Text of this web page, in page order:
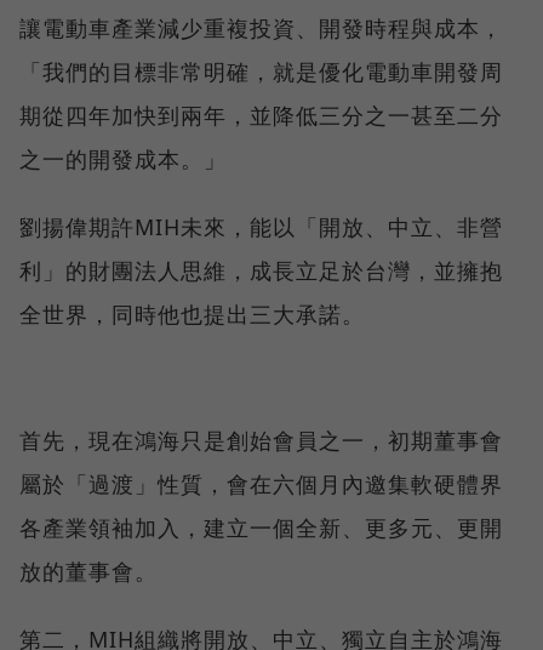
讓電動車產業減少重複投資、開發時程與成本，
「我們的目標非常明確，就是優化電動車開發周
期從四年加快到兩年，並降低三分之一甚至二分
之一的開發成本。」
劉揚偉期許MIH未來，能以「開放、中立、非營
利」的財團法人思維，成長立足於台灣，並擁抱
全世界，同時他也提出三大承諾。
首先，現在鴻海只是創始會員之一，初期董事會
屬於「過渡」性質，會在六個月內邀集軟硬體界
各產業領袖加入，建立一個全新、更多元、更開
放的董事會。
第二，MIH組織將開放、中立、獨立自主於鴻海